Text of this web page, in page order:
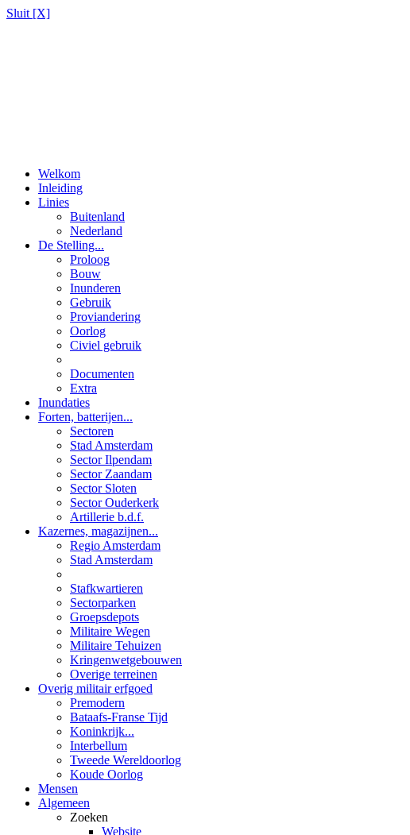
Sluit [X]
Welkom
Inleiding
Linies
Buitenland
Nederland
De Stelling...
Proloog
Bouw
Inunderen
Gebruik
Proviandering
Oorlog
Civiel gebruik
Documenten
Extra
Inundaties
Forten, batterijen...
Sectoren
Stad Amsterdam
Sector Ilpendam
Sector Zaandam
Sector Sloten
Sector Ouderkerk
Artillerie b.d.f.
Kazernes, magazijnen...
Regio Amsterdam
Stad Amsterdam
Stafkwartieren
Sectorparken
Groepsdepots
Militaire Wegen
Militaire Tehuizen
Kringenwetgebouwen
Overige terreinen
Overig militair erfgoed
Premodern
Bataafs-Franse Tijd
Koninkrijk...
Interbellum
Tweede Wereldoorlog
Koude Oorlog
Mensen
Algemeen
Zoeken
Website